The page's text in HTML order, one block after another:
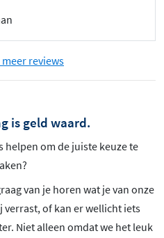
reviews
is geld waard.
helpen om de juiste keuze te
van je horen wat je van onze
of kan er wellicht iets
Niet alleen omdat we het leuk